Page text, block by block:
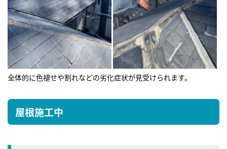
全体的に色褪せや割れなどの劣化症状が見受けられます。
屋根施工中